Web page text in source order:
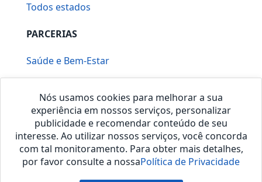
Todos estados
PARCERIAS
Saúde e Bem-Estar
Nós usamos cookies para melhorar a sua
experiência em nossos serviços, personalizar
publicidade e recomendar conteúdo de seu
interesse. Ao utilizar nossos serviços, você concorda
com tal monitoramento. Para obter mais detalhes,
por favor consulte a nossaPolítica de Privacidade